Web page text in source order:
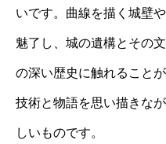
いです。曲線を描く城壁
魅了し、城の遺構とその
の深い歴史に触れること
技術と物語を思い描きな
しいものです。